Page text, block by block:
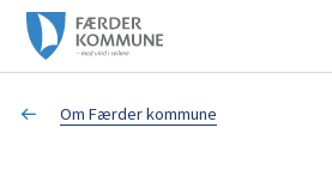
F
æ
Du
Om Færder kommune